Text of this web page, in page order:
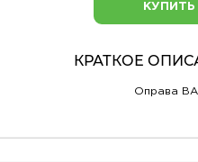
КУПИТЬ
КРАТКОЕ
Оправа